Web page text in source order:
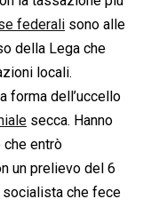
federali sono alle
della Lega che
locali.
forma dell’uccello
secca. Hanno
che entrò
un prelievo del 6
che fece